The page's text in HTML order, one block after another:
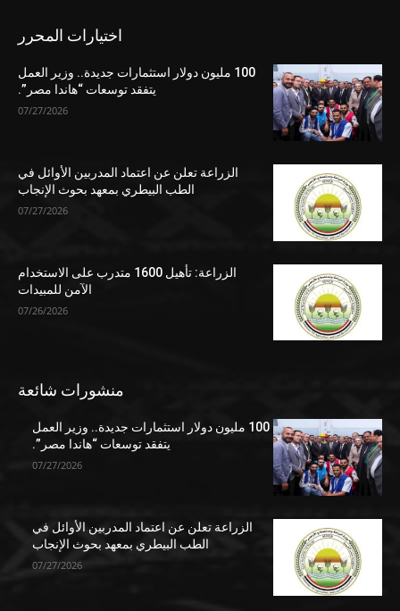
اختيارات المحرر
100 مليون دولار استثمارات جديدة.. وزير العمل
يتفقد توسعات “هاندا مصر”.
07/27/2026
الزراعة تعلن عن اعتماد المدربين الأوائل في
الطب البيطري بمعهد بحوث الإنجاب
07/27/2026
الزراعة: تأهيل 1600 متدرب على الاستخدام
الآمن للمبيدات
07/26/2026
منشورات شائعة
100 مليون دولار استثمارات جديدة.. وزير العمل
يتفقد توسعات “هاندا مصر”.
07/27/2026
الزراعة تعلن عن اعتماد المدربين الأوائل في
الطب البيطري بمعهد بحوث الإنجاب
07/27/2026